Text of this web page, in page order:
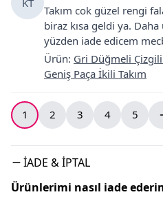
Takım cok güzel rengi
biraz kısa geldi ya.
yüzden iade edicem
Ürün: Gri Düğmeli Çizgili
Geniş Paça İkili Takım
1 2 3 4 5
İADE & İPTAL
Ürünlerimi nasıl iade